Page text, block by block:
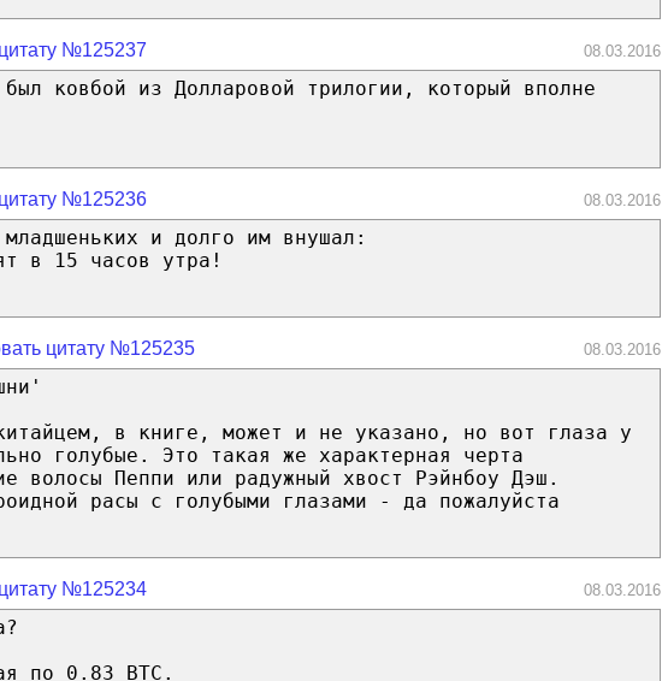
№125237 08.03.2016
был ковбой из Долларовой трилогии, который вполне
№125236 08.03.2016
младшеньких и долго им внушал:
в 15 часов утра!
цитату №125235 08.03.2016
в книге, может и не указано, но вот глаза у
голубые. Это такая же характерная черта
волосы Пеппи или радужный хвост Рэйнбоу Дэш.
расы с голубыми глазами - да пожалуйста
№125234 08.03.2016
по 0.83 BTC.